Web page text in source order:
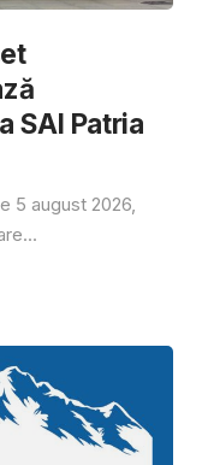
SAI Patria
5 august 2026,